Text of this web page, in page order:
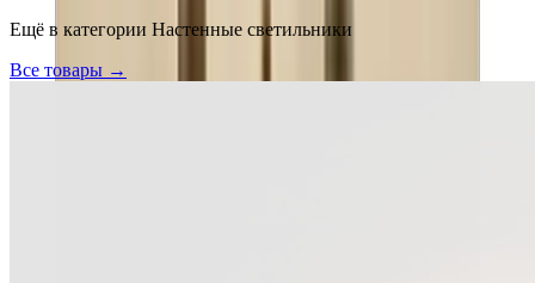
Ещё в категории Настенные светильники
Все товары →